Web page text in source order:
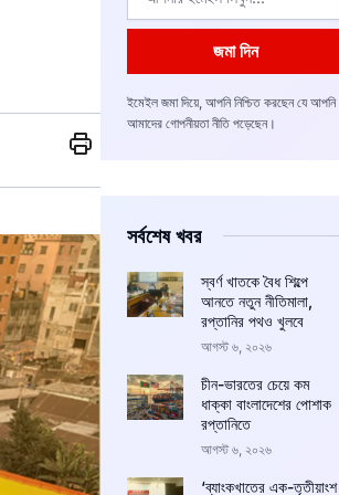
জমা দিন
ইমেইল জমা দিয়ে, আপনি নিশ্চিত করছেন যে আপনি
আমাদের গোপনীয়তা নীতি পড়েছেন।
সর্বশেষ খবর
স্বর্ণ খাতকে বৈধ শিল্পে
আনতে নতুন নীতিমালা,
রপ্তানির পথও খুলবে
আগস্ট ৬, ২০২৬
চীন-ভারতের চেয়ে কম
ধাক্কা বাংলাদেশের পোশাক
রপ্তানিতে
আগস্ট ৬, ২০২৬
‘ব্যাংকখাতের এক-তৃতীয়াংশ